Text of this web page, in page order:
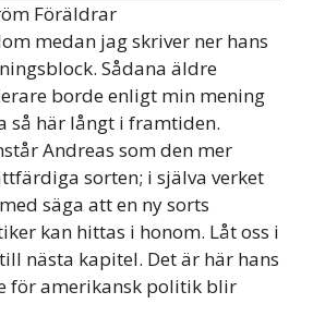
Föräldrar
medan jag skriver ner hans
Sådana äldre
borde enligt min mening
så här långt i framtiden.
Andreas som den mer
sorten; i själva verket
säga att en ny sorts
kan hittas i honom. Låt oss i
nästa kapitel. Det är här hans
för amerikansk politik blir